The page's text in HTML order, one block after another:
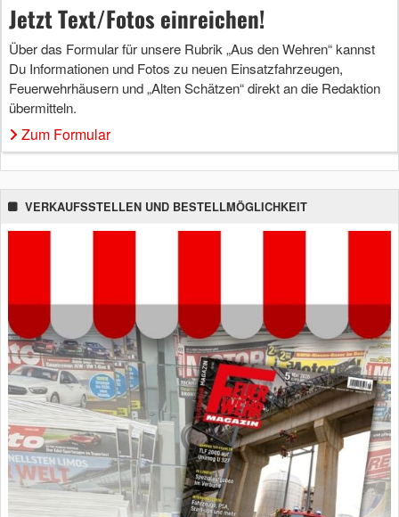
Jetzt Text/Fotos einreichen!
Über das Formular für unsere Rubrik „Aus den Wehren“ kannst
Du Informationen und Fotos zu neuen Einsatzfahrzeugen,
Feuerwehrhäusern und „Alten Schätzen“ direkt an die Redaktion
übermitteln.
Zum Formular
VERKAUFSSTELLEN UND BESTELLMÖGLICHKEIT